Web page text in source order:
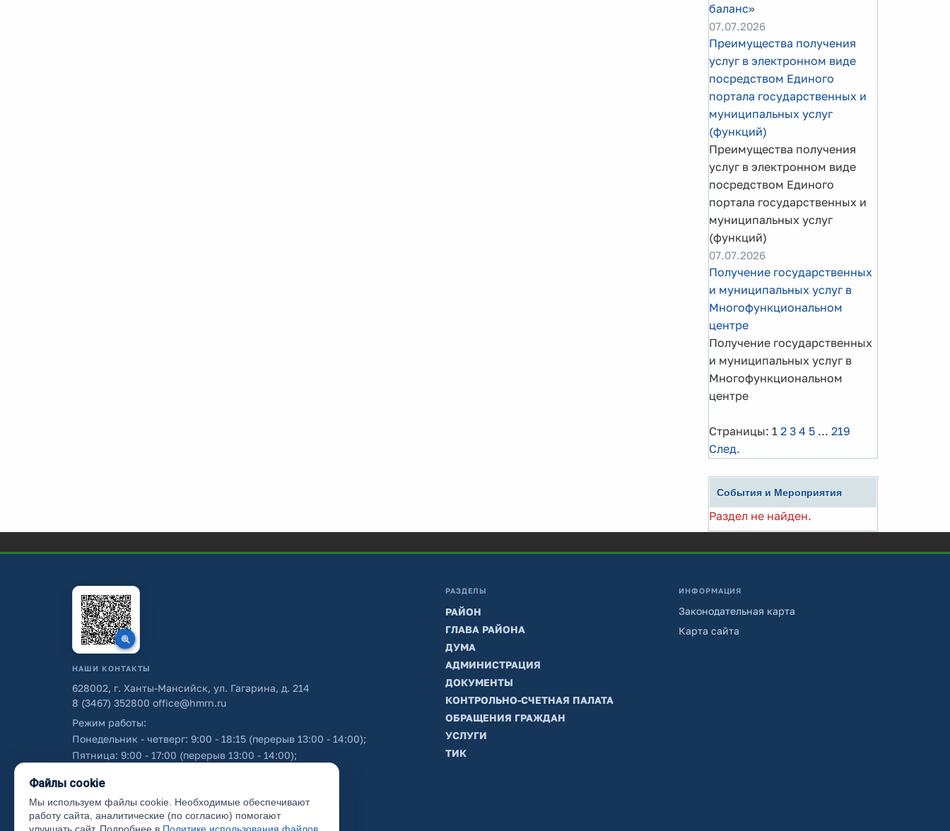
баланс»
07.07.2026
Преимущества получения
услуг в электронном виде
посредством Единого
портала государственных и
муниципальных услуг
(функций)
Преимущества получения
услуг в электронном виде
посредством Единого
портала государственных и
муниципальных услуг
(функций)
07.07.2026
Получение государственных
и муниципальных услуг в
Многофункциональном
центре
Получение государственных
и муниципальных услуг в
Многофункциональном
центре
Страницы: 1 2 3 4 5 ... 219
След.
События и Мероприятия
Раздел не найден.
НАШИ КОНТАКТЫ
628002, г. Ханты-Мансийск, ул. Гагарина, д. 214
8 (3467) 352800 office@hmrn.ru
Режим работы:
Понедельник - четверг: 9:00 - 18:15 (перерыв 13:00 - 14:00);
Пятница: 9:00 - 17:00 (перерыв 13:00 - 14:00);
Об использовании персональных данных
РАЗДЕЛЫ
РАЙОН
ГЛАВА РАЙОНА
ДУМА
АДМИНИСТРАЦИЯ
ДОКУМЕНТЫ
КОНТРОЛЬНО-СЧЕТНАЯ ПАЛАТА
ОБРАЩЕНИЯ ГРАЖДАН
УСЛУГИ
ТИК
ИНФОРМАЦИЯ
Законодательная карта
Карта сайта
Файлы cookie
Мы используем файлы cookie. Необходимые обеспечивают
работу сайта, аналитические (по согласию) помогают